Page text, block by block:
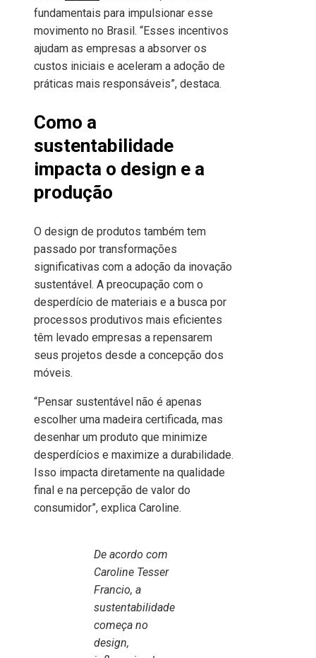
fundamentais para impulsionar esse
movimento no Brasil. “Esses incentivos
ajudam as empresas a absorver os
custos iniciais e aceleram a adoção de
práticas mais responsáveis”, destaca.
Como a
sustentabilidade
impacta o design e a
produção
O design de produtos também tem
passado por transformações
significativas com a adoção da inovação
sustentável. A preocupação com o
desperdício de materiais e a busca por
processos produtivos mais eficientes
têm levado empresas a repensarem
seus projetos desde a concepção dos
móveis.
“Pensar sustentável não é apenas
escolher uma madeira certificada, mas
desenhar um produto que minimize
desperdícios e maximize a durabilidade.
Isso impacta diretamente na qualidade
final e na percepção de valor do
consumidor”, explica Caroline.
De acordo com
Caroline Tesser
Francio, a
sustentabilidade
começa no
design,